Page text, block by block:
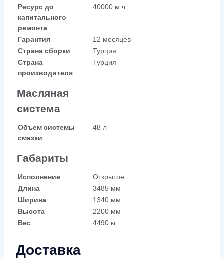
Ресурс до
капитального
ремонта
40000 м.ч.
Гарантия
12 месяцев
Страна сборки
Турция
Страна
производителя
Турция
Масляная
система
Объем системы
смазки
48 л
Габариты
Исполнение
Открытое
Длина
3485 мм
Ширина
1340 мм
Высота
2200 мм
Вес
4490 кг
Доставка